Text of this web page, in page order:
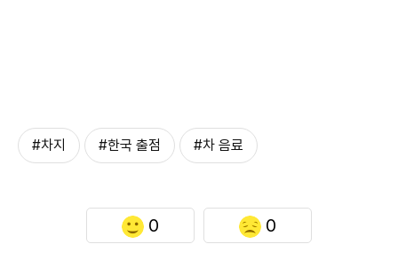
#차지 #한국 출점 #차 음료
0 0